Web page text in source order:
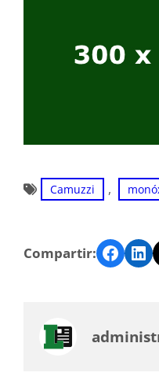
Camuzzi ,
Compartir: Facebook LinkedIn